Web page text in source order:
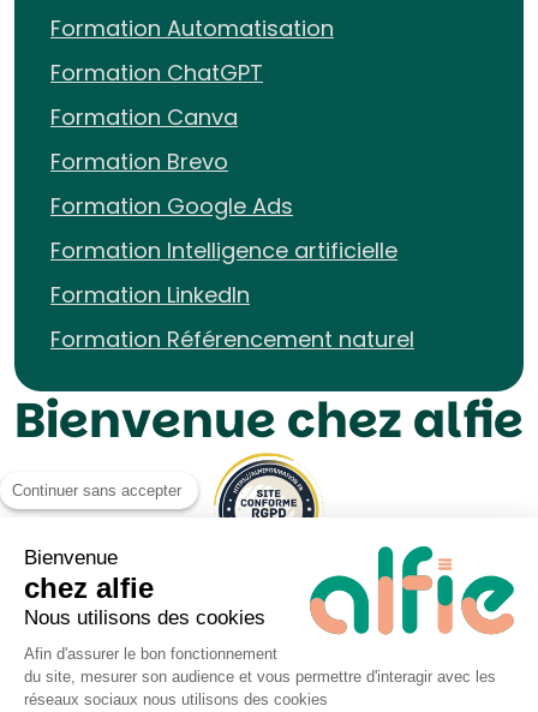
Formation Automatisation
Formation ChatGPT
Formation Canva
Formation Brevo
Formation Google Ads
Formation Intelligence artificielle
Formation LinkedIn
Formation Référencement naturel
Bienvenue chez alfie
Mentions légales UP&KO
Continuer sans accepter
Bienvenue
chez alfie
Nous utilisons des cookies
Afin d'assurer le bon fonctionnement
du site, mesurer son audience et vous permettre d'interagir avec les
réseaux sociaux nous utilisons des cookies